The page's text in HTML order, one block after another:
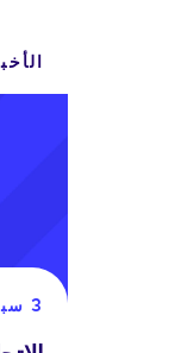
3 سبتمبر 2024